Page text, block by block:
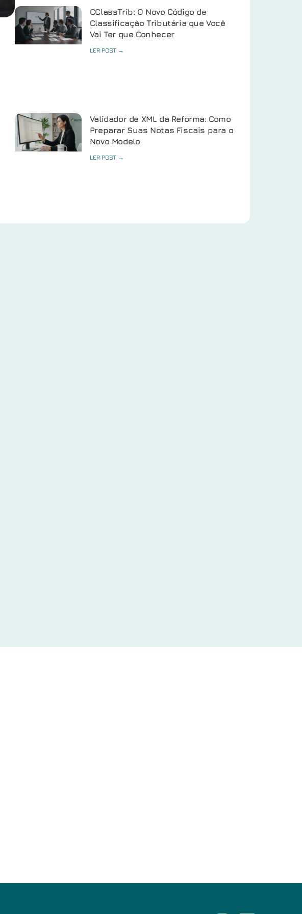
CClassTrib: O Novo Código de
Classificação Tributária que Você
Vai Ter que Conhecer
LER POST →
Validador de XML da Reforma: Como
Preparar Suas Notas Fiscais para o
Novo Modelo
LER POST →